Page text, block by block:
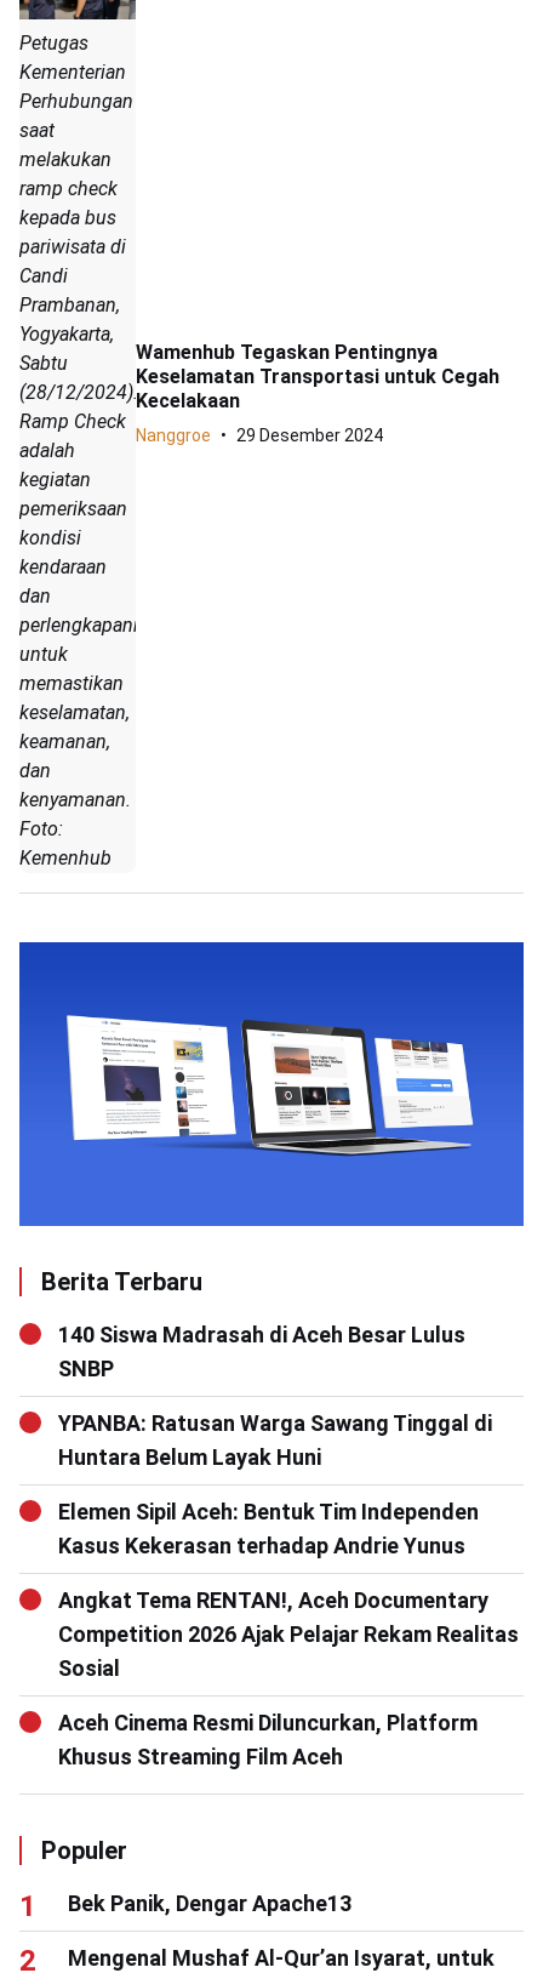
Petugas
Kementerian
Perhubungan
saat
melakukan
ramp check
kepada bus
pariwisata di
Candi
Prambanan,
Yogyakarta,
Sabtu
(28/12/2024).
Ramp Check
adalah
kegiatan
pemeriksaan
kondisi
kendaraan
dan
perlengkapannya
untuk
memastikan
keselamatan,
keamanan,
dan
kenyamanan.
Foto:
Kemenhub
Wamenhub Tegaskan Pentingnya
Keselamatan Transportasi untuk Cegah
Kecelakaan
Nanggroe 29 Desember 2024
Berita Terbaru
140 Siswa Madrasah di Aceh Besar Lulus
SNBP
YPANBA: Ratusan Warga Sawang Tinggal di
Huntara Belum Layak Huni
Elemen Sipil Aceh: Bentuk Tim Independen
Kasus Kekerasan terhadap Andrie Yunus
Angkat Tema RENTAN!, Aceh Documentary
Competition 2026 Ajak Pelajar Rekam Realitas
Sosial
Aceh Cinema Resmi Diluncurkan, Platform
Khusus Streaming Film Aceh
Populer
Bek Panik, Dengar Apache13
Mengenal Mushaf Al-Qur’an Isyarat, untuk